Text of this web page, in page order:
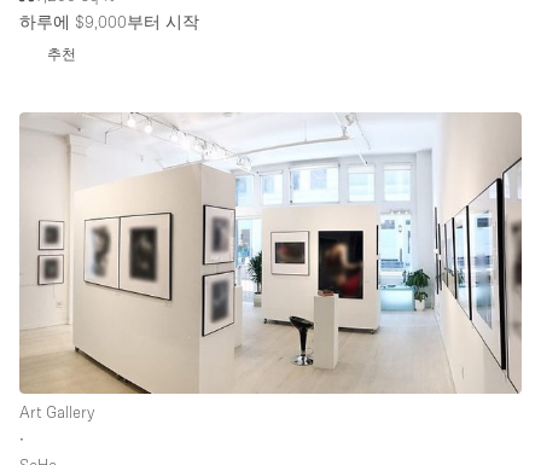
Stunning View
Water Access
Window Display
층 / 접근성:
지하층
1층 앞마당
하루에 $9,000부터 시작
추천
Art Gallery
∙